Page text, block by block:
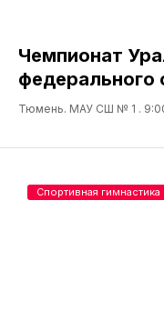
Чемпионат
федерального
Тюмень. МАУ СШ № 1 .
Спортивная гимнастика